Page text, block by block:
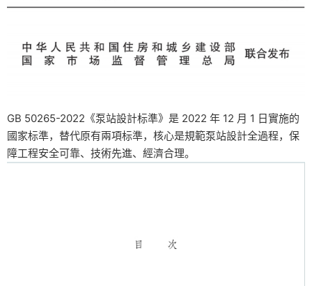
GB 50265-2022《泵站設計标準》是 2022 年 12 月 1 日實施的
國家标準，替代原有兩項标準，核心是規範泵站設計全過程，保
障工程安全可靠、技術先進、經濟合理。